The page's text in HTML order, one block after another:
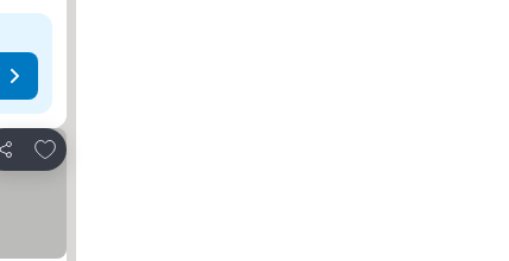
Compartir
Agregar a favoritos